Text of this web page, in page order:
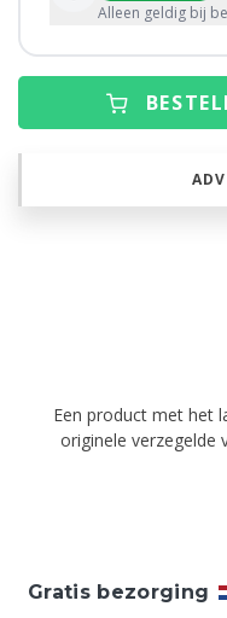
Alleen geldig bij
Een product met het
originele verzegelde
Gratis bezorging